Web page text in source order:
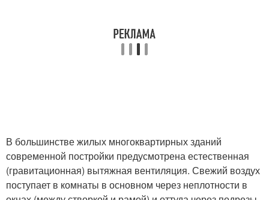
В большинстве жилых многоквартирных зданий
современной постройки предусмотрена естественная
(гравитационная) вытяжная вентиляция. Свежий воздух
поступает в комнаты в основном через неплотности в